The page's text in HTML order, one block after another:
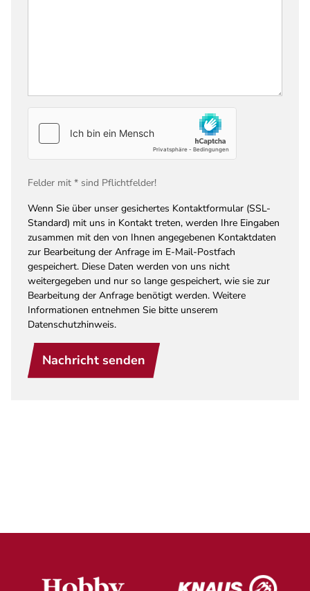
Felder mit * sind Pflichtfelder!
Wenn Sie über unser gesichertes Kontaktformular (SSL-
Standard) mit uns in Kontakt treten, werden Ihre Eingaben
zusammen mit den von Ihnen angegebenen Kontaktdaten
zur Bearbeitung der Anfrage im E-Mail-Postfach
gespeichert. Diese Daten werden von uns nicht
weitergegeben und nur so lange gespeichert, wie sie zur
Bearbeitung der Anfrage benötigt werden. Weitere
Informationen entnehmen Sie bitte unserem
Datenschutzhinweis.
Nachricht senden